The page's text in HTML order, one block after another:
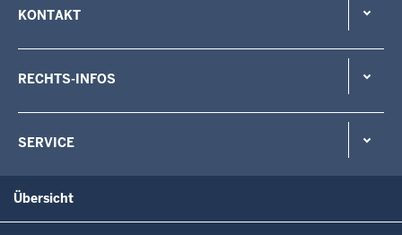
KONTAKT
RECHTS-INFOS
SERVICE
Übersicht